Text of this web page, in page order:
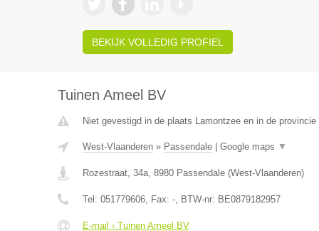
BEKIJK VOLLEDIG PROFIEL
Tuinen Ameel BV
Niet gevestigd in de plaats Lamontzee en in de provincie
West-Vlaanderen» Passendale| Google maps ▼
Rozestraat, 34a, 8980 Passendale(West-Vlaanderen)
Tel: 051779606, Fax: -, BTW-nr: BE0879182957
E-mail › Tuinen Ameel BV